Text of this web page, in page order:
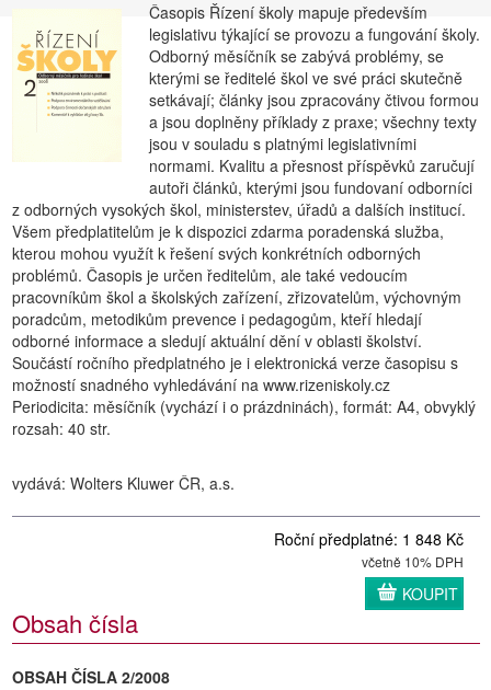
Časopis Řízení školy mapuje především
legislativu týkající se provozu a fungování školy.
Odborný měsíčník se zabývá problémy, se
kterými se ředitelé škol ve své práci skutečně
setkávají; články jsou zpracovány čtivou formou
a jsou doplněny příklady z praxe; všechny texty
jsou v souladu s platnými legislativními
normami. Kvalitu a přesnost příspěvků zaručují
autoři článků, kterými jsou fundovaní odborníci
z odborných vysokých škol, ministerstev, úřadů a dalších institucí.
Všem předplatitelům je k dispozici zdarma poradenská služba,
kterou mohou využít k řešení svých konkrétních odborných
problémů. Časopis je určen ředitelům, ale také vedoucím
pracovníkům škol a školských zařízení, zřizovatelům, výchovným
poradcům, metodikům prevence i pedagogům, kteří hledají
odborné informace a sledují aktuální dění v oblasti školství.
Součástí ročního předplatného je i elektronická verze časopisu s
možností snadného vyhledávání na www.rizeniskoly.cz
Periodicita: měsíčník (vychází i o prázdninách), formát: A4, obvyklý
rozsah: 40 str.
vydává: Wolters Kluwer ČR, a.s.
Roční předplatné: 1 848 Kč
včetně 10% DPH
KOUPIT
Obsah čísla
OBSAH ČÍSLA 2/2008